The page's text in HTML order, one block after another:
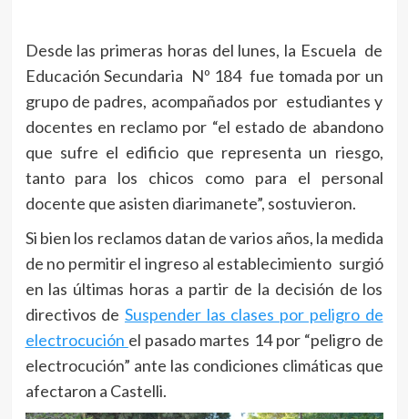
Desde las primeras horas del lunes, la Escuela de
Educación Secundaria Nº 184 fue tomada por un
grupo de padres, acompañados por estudiantes y
docentes en reclamo por “el estado de abandono
que sufre el edificio que representa un riesgo,
tanto para los chicos como para el personal
docente que asisten diarimanete”, sostuvieron.
Si bien los reclamos datan de varios años, la medida
de no permitir el ingreso al establecimiento surgió
en las últimas horas a partir de la decisión de los
directivos de Suspender las clases por peligro de
electrocución el pasado martes 14 por “peligro de
electrocución” ante las condiciones climáticas que
afectaron a Castelli.